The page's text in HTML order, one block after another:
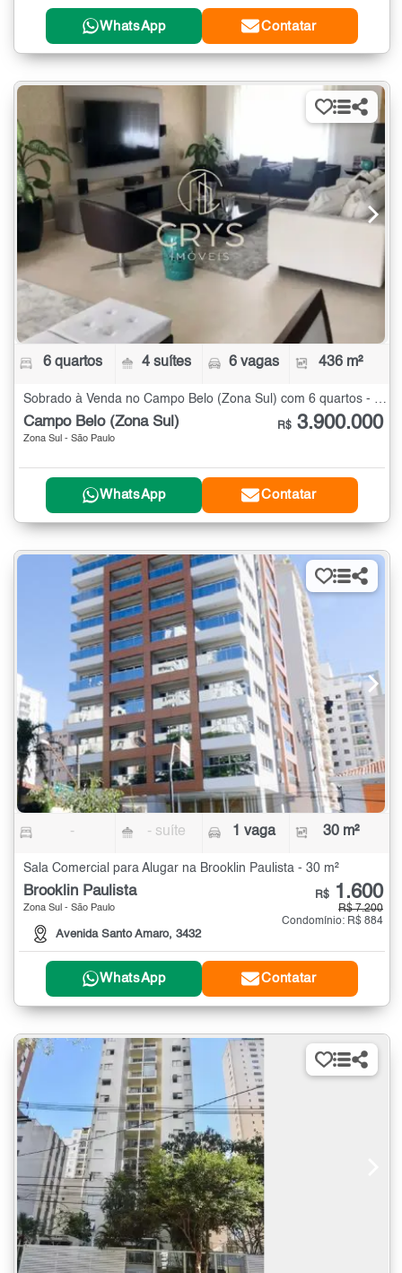
WhatsApp Contatar
6 quartos 4 suítes 6 vagas 436 m²
Sobrado à Venda no Campo Belo (Zona Sul) com 6 quartos - 436 m²
Campo Belo (Zona Sul)
Zona Sul - São Paulo
R$ 3.900.000
WhatsApp Contatar
- - suíte 1 vaga 30 m²
Sala Comercial para Alugar na Brooklin Paulista - 30 m²
Brooklin Paulista
Zona Sul - São Paulo
Avenida Santo Amaro, 3432
R$ 1.600
R$ 7.200
Condomínio: R$ 884
WhatsApp Contatar